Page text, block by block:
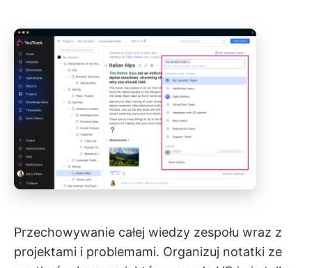
Przechowywanie całej wiedzy zespołu wraz z
projektami i problemami. Organizuj notatki ze